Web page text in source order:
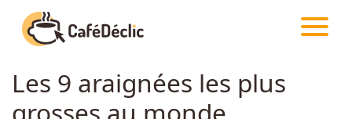
Créativité
CAFÉDÉCLIC ARTICLES ANIMAUX
Les 9 araignées les plus